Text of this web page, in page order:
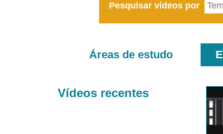
Pesquisar vídeos por
Áreas de estudo
Vídeos recentes